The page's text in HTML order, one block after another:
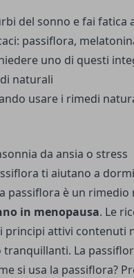
del sonno e fai fatica
passiflora,
uno di questi
usare i rimedi
da ansia o stress
ti aiutano a
passiflora è un
in menopausa. Le
principi attivi contenuti
La
si usa la passiflora?